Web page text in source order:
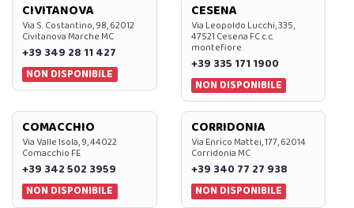
CIVITANOVA
Via S. Costantino, 98, 62012
Civitanova Marche MC
+39 349 28 11 427
NON DISPONIBILE
CESENA
Via Leopoldo Lucchi, 335,
47521 Cesena FC c.c.
montefiore
+39 335 171 1900
NON DISPONIBILE
COMACCHIO
Via Valle Isola, 9, 44022
Comacchio FE
+39 342 502 3959
NON DISPONIBILE
CORRIDONIA
Via Enrico Mattei, 177, 62014
Corridonia MC
+39 340 77 27 938
NON DISPONIBILE